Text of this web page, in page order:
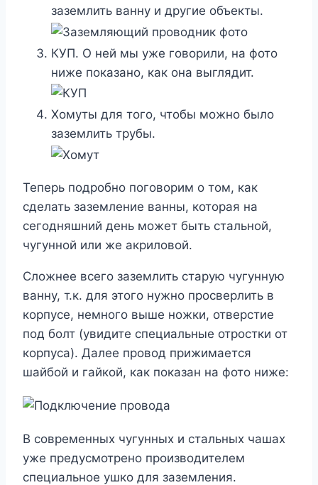
заземлить ванну и другие объекты.
КУП. О ней мы уже говорили, на фото
ниже показано, как она выглядит.
Хомуты для того, чтобы можно было
заземлить трубы.
Теперь подробно поговорим о том, как
сделать заземление ванны, которая на
сегодняшний день может быть стальной,
чугунной или же акриловой.
Сложнее всего заземлить старую чугунную
ванну, т.к. для этого нужно просверлить в
корпусе, немного выше ножки, отверстие
под болт (увидите специальные отростки от
корпуса). Далее провод прижимается
шайбой и гайкой, как показан на фото ниже:
В современных чугунных и стальных чашах
уже предусмотрено производителем
специальное ушко для заземления.